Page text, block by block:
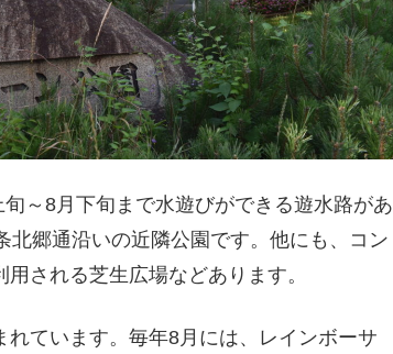
～8月下旬まで水遊びができる遊水路があ
郷通沿いの近隣公園です。他にも、コン
される芝生広場などあります。
ています。毎年8月には、レインボーサ